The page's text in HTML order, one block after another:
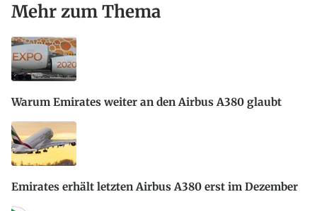
Mehr zum Thema
Warum Emirates weiter an den Airbus A380 glaubt
Emirates erhält letzten Airbus A380 erst im Dezember